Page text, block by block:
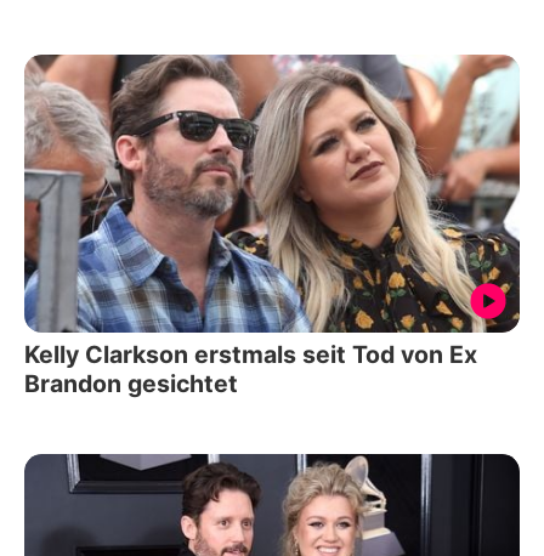
Kelly Clarkson erstmals seit Tod von Ex
Brandon gesichtet